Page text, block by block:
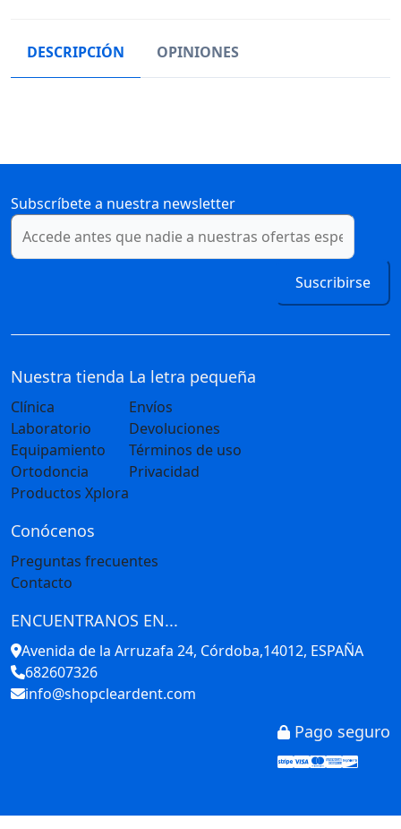
DESCRIPCIÓN OPINIONES
Subscríbete a nuestra newsletter
Suscribirse
Nuestra tienda
Clínica
Laboratorio
Equipamiento
Ortodoncia
Productos Xplora
La letra pequeña
Envíos
Devoluciones
Términos de uso
Privacidad
Conócenos
Preguntas frecuentes
Contacto
ENCUENTRANOS EN...
Avenida de la Arruzafa 24, Córdoba,14012, ESPAÑA
682607326
info@shopcleardent.com
Pago seguro
Stripe
Visa